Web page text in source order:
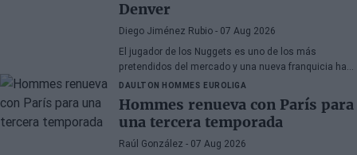
Denver
Diego Jiménez Rubio - 07 Aug 2026
El jugador de los Nuggets es uno de los más
pretendidos del mercado y una nueva franquicia ha
entrado en la puja.
DAULTON HOMMES EUROLIGA
Hommes renueva con París para
una tercera temporada
Raúl González - 07 Aug 2026